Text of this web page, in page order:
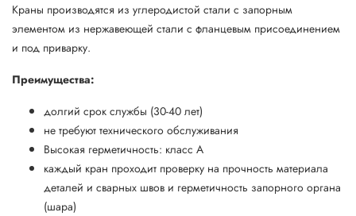
Краны производятся из углеродистой стали с запорным
элементом из нержавеющей стали с фланцевым присоединением
и под приварку.
Преимущества:
долгий срок службы (30-40 лет)
не требуют технического обслуживания
Высокая герметичность: класс А
каждый кран проходит проверку на прочность материала
деталей и сварных швов и герметичность запорного органа
(шара)